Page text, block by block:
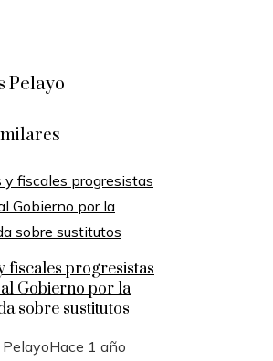
Pelayo
fiscales progresistas
Gobierno por la
sobre sustitutos
Hace 1 año